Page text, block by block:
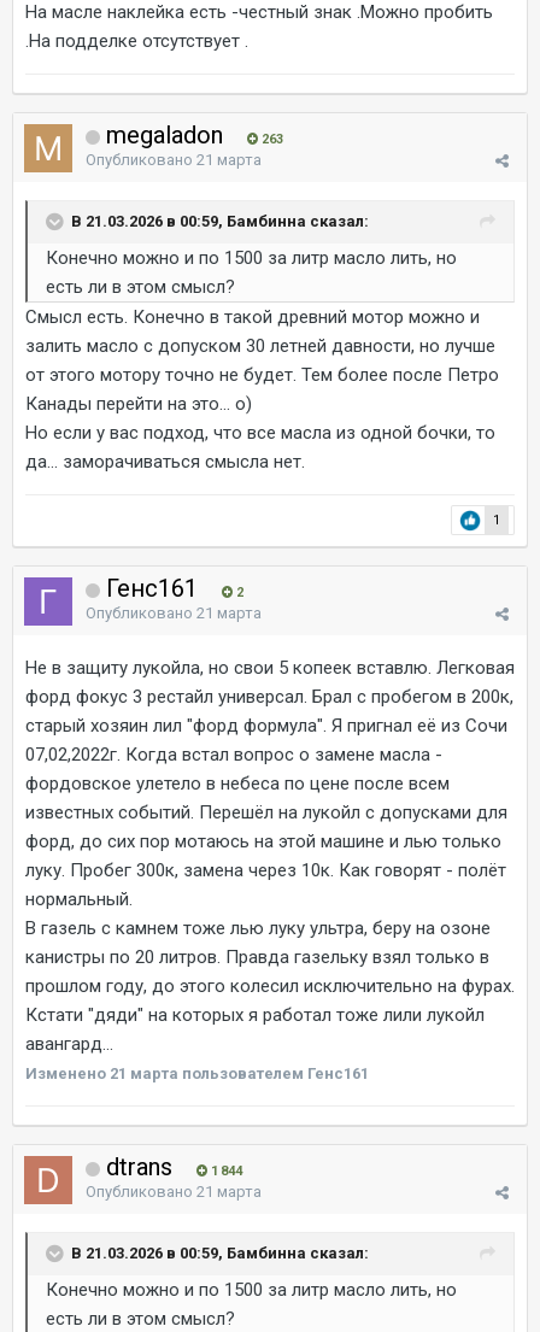
На масле наклейка есть -честный знак .Можно пробить
.На подделке отсутствует .
megaladon 263
Опубликовано 21 марта
В 21.03.2026 в 00:59, Бамбинна сказал:
Конечно можно и по 1500 за литр масло лить, но
есть ли в этом смысл?
Смысл есть. Конечно в такой древний мотор можно и
залить масло с допуском 30 летней давности, но лучше
от этого мотору точно не будет. Тем более после Петро
Канады перейти на это... о)
Но если у вас подход, что все масла из одной бочки, то
да... заморачиваться смысла нет.
1
Генс161 2
Опубликовано 21 марта
Не в защиту лукойла, но свои 5 копеек вставлю. Легковая
форд фокус 3 рестайл универсал. Брал с пробегом в 200к,
старый хозяин лил "форд формула". Я пригнал её из Сочи
07,02,2022г. Когда встал вопрос о замене масла -
фордовское улетело в небеса по цене после всем
известных событий. Перешёл на лукойл с допусками для
форд, до сих пор мотаюсь на этой машине и лью только
луку. Пробег 300к, замена через 10к. Как говорят - полёт
нормальный.
В газель с камнем тоже лью луку ультра, беру на озоне
канистры по 20 литров. Правда газельку взял только в
прошлом году, до этого колесил исключительно на фурах.
Кстати "дяди" на которых я работал тоже лили лукойл
авангард...
Изменено 21 марта пользователем Генс161
dtrans 1 844
Опубликовано 21 марта
В 21.03.2026 в 00:59, Бамбинна сказал:
Конечно можно и по 1500 за литр масло лить, но
есть ли в этом смысл?